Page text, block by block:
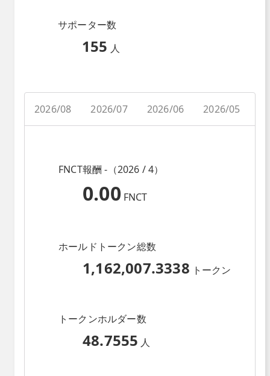
サポーター数
155 人
2026/08 2026/07 2026/06 2026/05
FNCT報酬 -（2026 / 4）
0.00 FNCT
ホールドトークン総数
1,162,007.3338 トークン
トークンホルダー数
48.7555 人